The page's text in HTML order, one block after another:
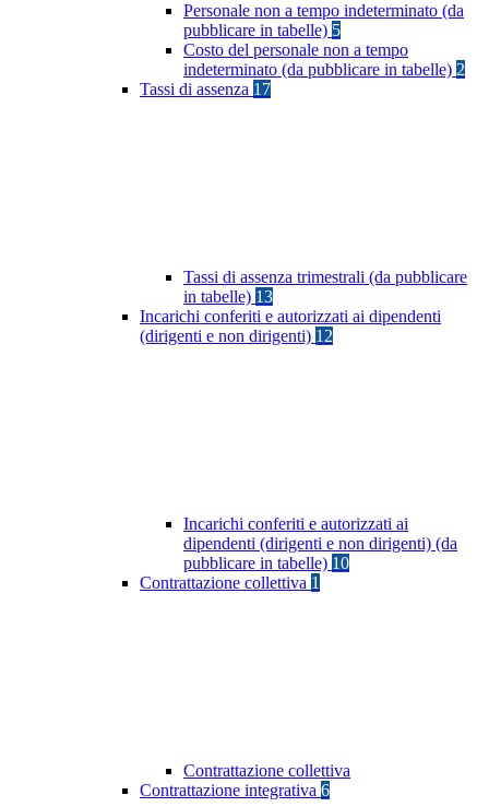
Personale non a tempo indeterminato (da
pubblicare in tabelle) 5
Costo del personale non a tempo
indeterminato (da pubblicare in tabelle) 2
Tassi di assenza 17
Tassi di assenza trimestrali (da pubblicare
in tabelle) 13
Incarichi conferiti e autorizzati ai dipendenti
(dirigenti e non dirigenti) 12
Incarichi conferiti e autorizzati ai
dipendenti (dirigenti e non dirigenti) (da
pubblicare in tabelle) 10
Contrattazione collettiva 1
Contrattazione collettiva
Contrattazione integrativa 6